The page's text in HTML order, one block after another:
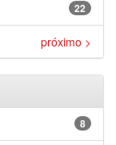
22
próximo >
8